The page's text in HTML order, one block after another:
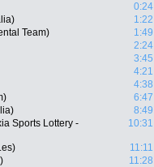
0:24
1:22
Team)
1:49
2:24
3:45
4:21
4:38
6:47
8:49
Sports Lottery -
10:31
11:11
11:28